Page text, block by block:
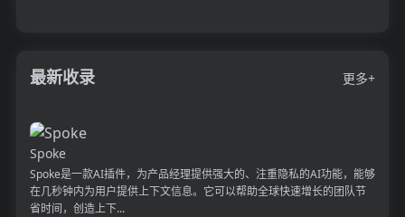
最新收录 更多+
Spoke
Spoke是一款AI插件，为产品经理提供强大的、注重隐私的AI功能，能够
在几秒钟内为用户提供上下文信息。它可以帮助全球快速增长的团队节
省时间，创造上下...